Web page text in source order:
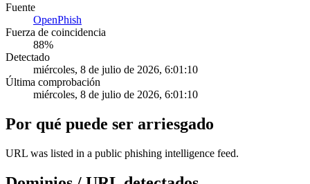
Fuente
OpenPhish
Fuerza de coincidencia
88%
Detectado
miércoles, 8 de julio de 2026, 6:01:10
Última comprobación
miércoles, 8 de julio de 2026, 6:01:10
Por qué puede ser arriesgado
URL was listed in a public phishing intelligence feed.